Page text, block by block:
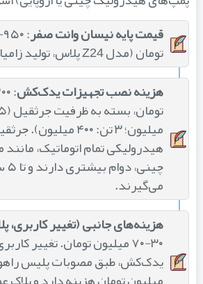
قیمت پایه نیسان وانت صفر
تومان (مدل Z24 پلاس، تولید زامیاد).
هزینه نصب تجهیزات یدک‌کش
میلیون؛ ۳ تن: ۴۰۰ میلیون).
چینی، دوام
می‌گیرند.
هزینه‌های جانبی (تغییر کاربری،
۳۰-۷۰ میلیون تومان. تغییر کاربری